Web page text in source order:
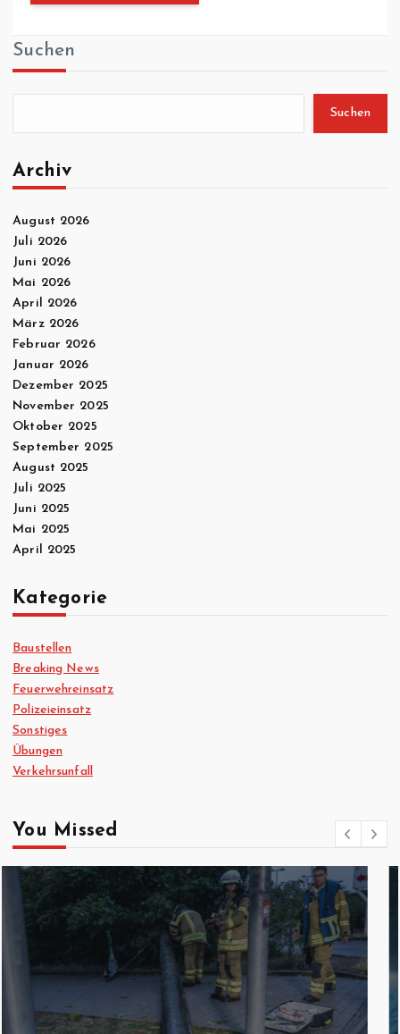
Suchen
Suchen
Archiv
August 2026
Juli 2026
Juni 2026
Mai 2026
April 2026
März 2026
Februar 2026
Januar 2026
Dezember 2025
November 2025
Oktober 2025
September 2025
August 2025
Juli 2025
Juni 2025
Mai 2025
April 2025
Kategorie
Baustellen
Breaking News
Feuerwehreinsatz
Polizeieinsatz
Sonstiges
Übungen
Verkehrsunfall
You Missed